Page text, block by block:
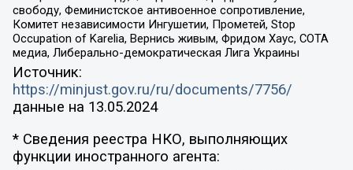
свободу, Феминистское антивоенное сопротивление,
Комитет независимости Ингушетии, Прометей, Stop
Occupation of Karelia, Вернись живым, Фридом Хаус, СОТА
медиа, Либерально-демократическая Лига Украины
Источник:
https://minjust.gov.ru/ru/documents/7756/
данные на 13.05.2024
* Сведения реестра НКО, выполняющих
функции иностранного агента: